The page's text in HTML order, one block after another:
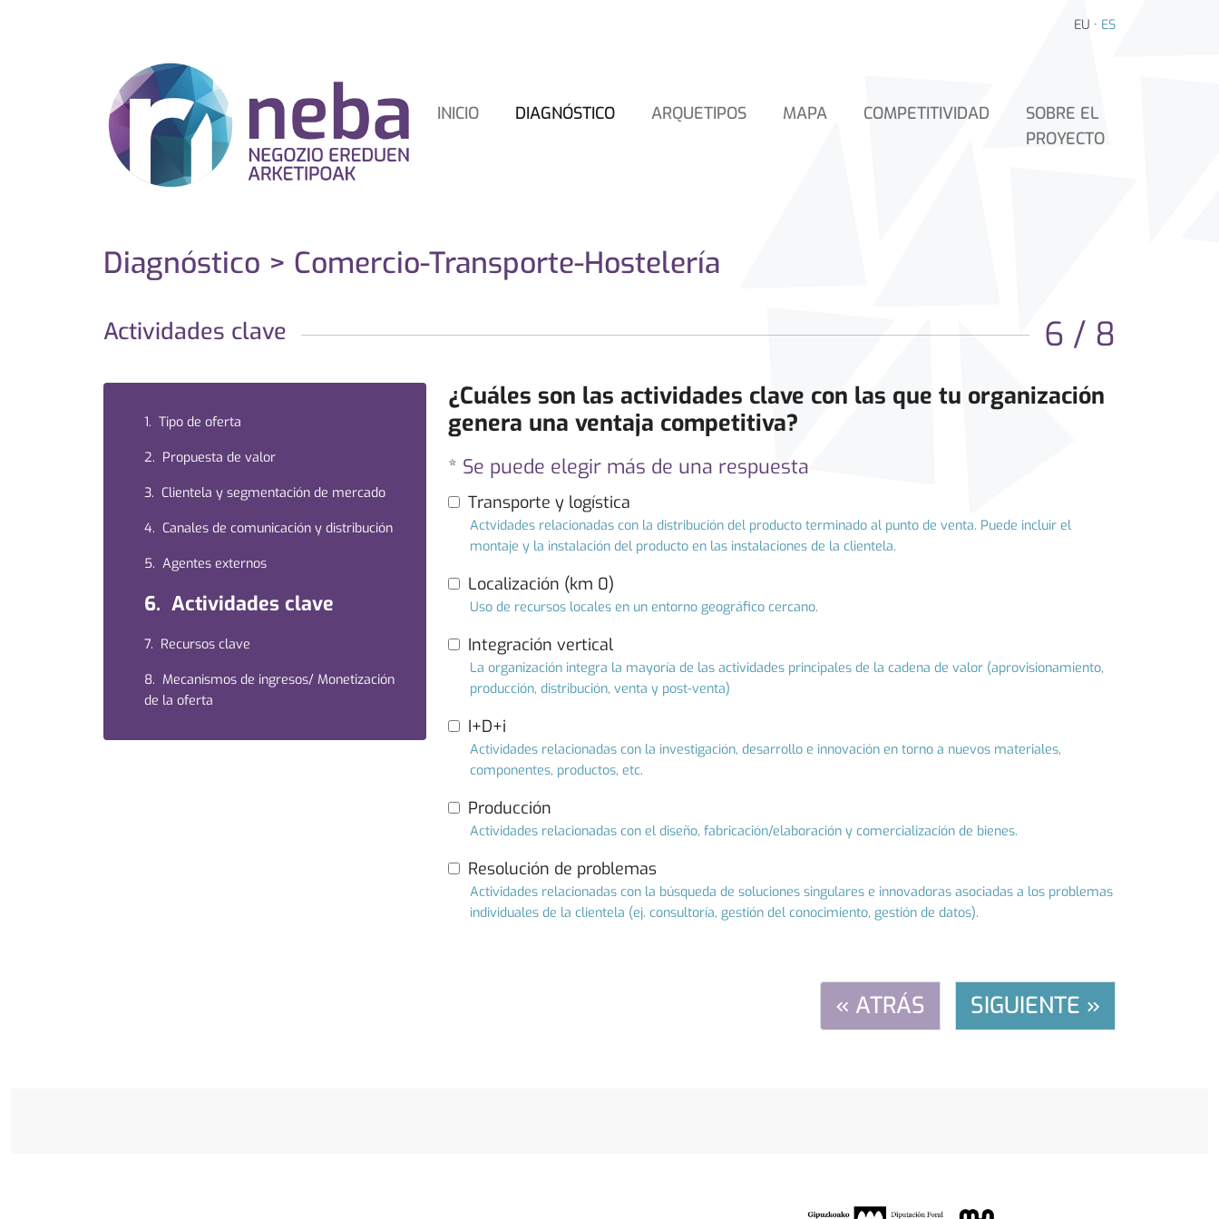
EU · ES
INICIO DIAGNÓSTICO ARQUETIPOS MAPA COMPETITIVIDAD
SOBRE EL
PROYECTO
Diagnóstico > Comercio-Transporte-Hostelería
Actividades clave 6 / 8
1. Tipo de oferta
2. Propuesta de valor
3. Clientela y segmentación de mercado
4. Canales de comunicación y distribución
5. Agentes externos
6. Actividades clave
7. Recursos clave
8. Mecanismos de ingresos/ Monetización
de la oferta
¿Cuáles son las actividades clave con las que tu organización
genera una ventaja competitiva?
* Se puede elegir más de una respuesta
Transporte y logística
Actvidades relacionadas con la distribución del producto terminado al punto de venta. Puede incluir el
montaje y la instalación del producto en las instalaciones de la clientela.
Localización (km 0)
Uso de recursos locales en un entorno geográfico cercano.
Integración vertical
La organización integra la mayoría de las actividades principales de la cadena de valor (aprovisionamiento,
producción, distribución, venta y post-venta)
I+D+i
Actividades relacionadas con la investigación, desarrollo e innovación en torno a nuevos materiales,
componentes, productos, etc.
Producción
Actividades relacionadas con el diseño, fabricación/elaboración y comercialización de bienes.
Resolución de problemas
Actividades relacionadas con la búsqueda de soluciones singulares e innovadoras asociadas a los problemas
individuales de la clientela (ej. consultoría, gestión del conocimiento, gestión de datos).
« ATRÁS SIGUIENTE »